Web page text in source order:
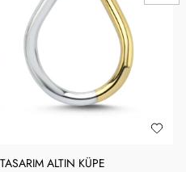
ALTIN KÜPE